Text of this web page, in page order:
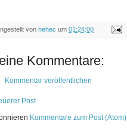
von hehec um 01:24:00
Kommentare:
Kommentar veröffentlichen
Post
Kommentare zum Post (Atom)